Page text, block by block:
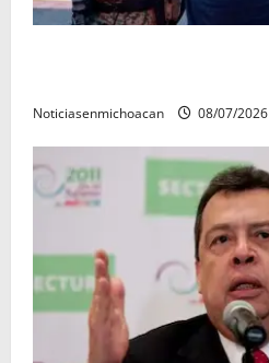
Noticiasenmichoacan 08/07/2026